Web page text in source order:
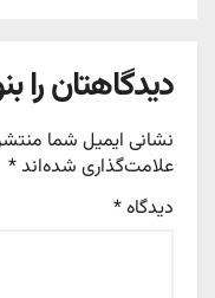
دیدگاهتان را
نشانی ایمیل شما
علامت‌گذاری شده‌اند*
دیدگاه*